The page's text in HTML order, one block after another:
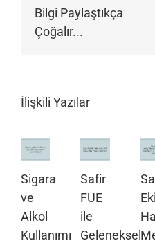
Bilgi Paylaştıkça
Çoğalır...
İlişkili Yazılar
Sigara
ve
Alkol
Kullanımı
Safir
FUE
ile
Geleneksel